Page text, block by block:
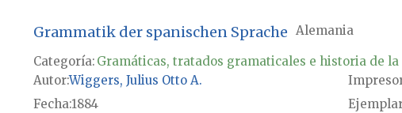
Grammatik der spanischen Sprache Alemania
Categoría: Gramáticas, tratados gramaticales e historia de la
AutorWiggers, Julius Otto A.
Fecha1884